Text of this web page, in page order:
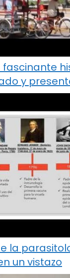
fascinante
y
la
un vistazo